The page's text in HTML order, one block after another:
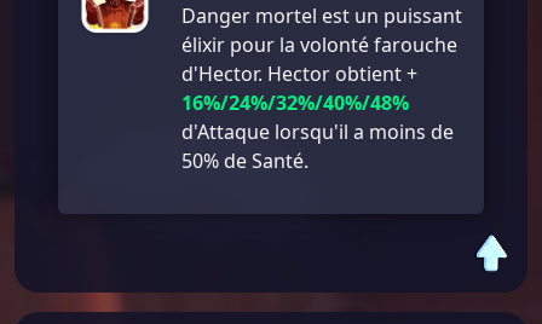
Danger mortel est un puissant
élixir pour la volonté farouche
d'Hector. Hector obtient +
16%/24%/32%/40%/48%
d'Attaque lorsqu'il a moins de
50% de Santé.